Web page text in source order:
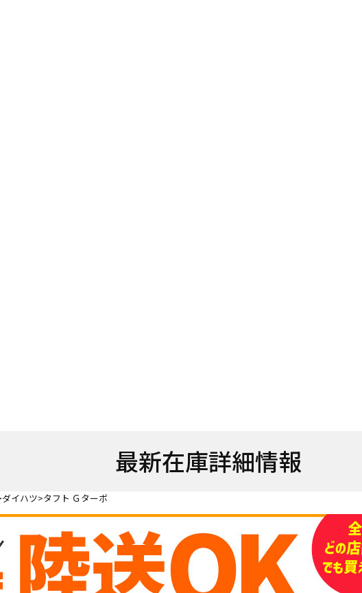
最新在庫詳細情報
ダイハツ タフト Ｇターボ